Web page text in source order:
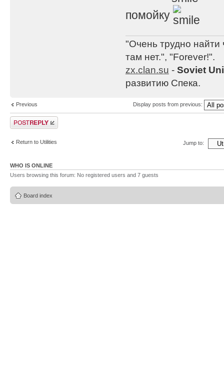
помойку
"Очень трудно найти
там нет.", "Forever!".
zx.clan.su - Soviet
развитию Спека.
Previous Display posts from previous:
Post a reply
Return to Utilities Jump to:
WHO IS ONLINE
Users browsing this forum: No registered users and 7 guests
Board index